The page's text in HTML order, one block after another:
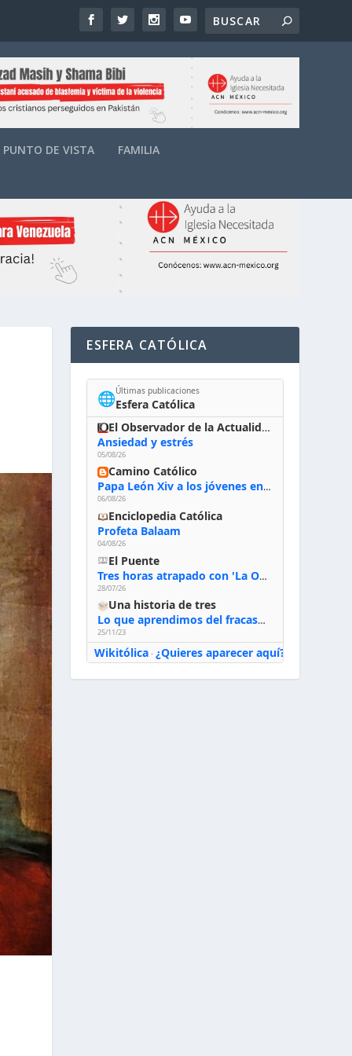
PUNTO DE VISTA FAMILIA
ESFERA CATÓLICA
🌐Últimas publicaciones
Esfera Católica
El Observador de la Actualidad
Ansiedad y estrés
05/08/26
Camino Católico
Papa León Xiv a los jóvenes en Asís, 6-8-2026: «De san Francisco aprendan la radicalidad evangélica: no los vuelve ciegos ni violentos, sino sensibles, atentos, siempre en el seguimiento de Jesús, humildes y acogiendo a todos»
06/08/26
Enciclopedia Católica
Profeta Balaam
04/08/26
El Puente
Tres horas atrapado con 'La Odisea' de Nolan
28/07/26
Una historia de tres
Lo que aprendimos del fracaso al emprender
25/11/23
Wikitólica· ¿Quieres aparecer aquí?